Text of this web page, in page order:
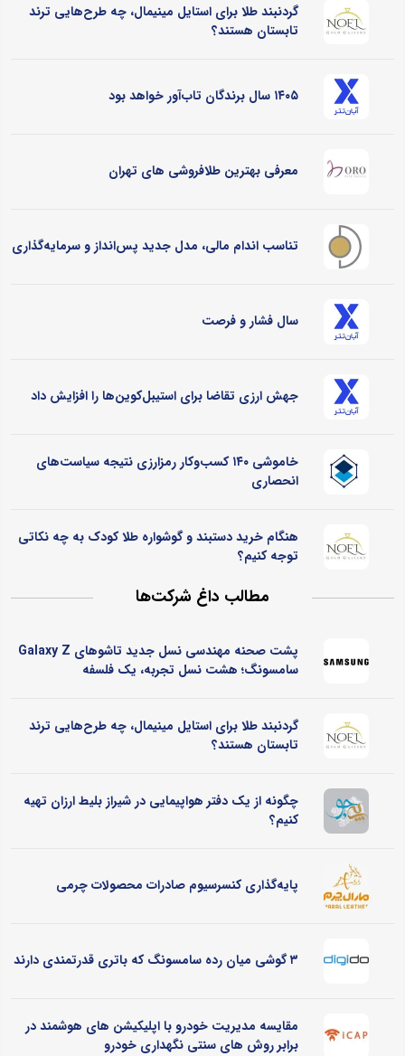
گردنبند طلا برای استایل مینیمال، چه طرح‌هایی ترند
تابستان هستند؟
۱۴۰۵ سال برندگان تاب‌آور خواهد بود
معرفی بهترین طلافروشی های تهران
تناسب اندام مالی، مدل جدید پس‌انداز و سرمایه‌گذاری
سال فشار و فرصت
جهش ارزی تقاضا برای استیبل‌کوین‌ها را افزایش داد
خاموشی ۱۴۰ کسب‌وکار رمزارزی نتیجه سیاست‌های
انحصاری
هنگام خرید دستبند و گوشواره طلا کودک به چه نکاتی
توجه کنیم؟
مطالب داغ شرکت‌ها
پشت صحنه مهندسی نسل جدید تاشوهای Galaxy Z
سامسونگ؛ هشت نسل تجربه، یک فلسفه
گردنبند طلا برای استایل مینیمال، چه طرح‌هایی ترند
تابستان هستند؟
چگونه از یک دفتر هواپیمایی در شیراز بلیط ارزان تهیه
کنیم؟
پایه‌گذاری کنسرسیوم صادرات محصولات چرمی
۳ گوشی میان رده سامسونگ که باتری قدرتمندی دارند
مقایسه مدیریت خودرو با اپلیکیشن های هوشمند در
برابر روش های سنتی نگهداری خودرو